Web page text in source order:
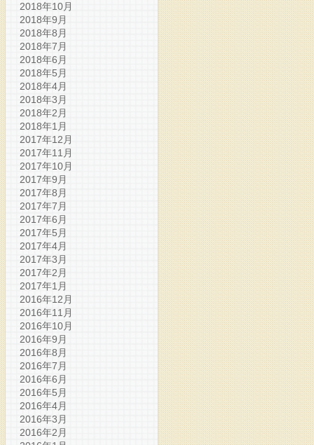
2018年10月
2018年9月
2018年8月
2018年7月
2018年6月
2018年5月
2018年4月
2018年3月
2018年2月
2018年1月
2017年12月
2017年11月
2017年10月
2017年9月
2017年8月
2017年7月
2017年6月
2017年5月
2017年4月
2017年3月
2017年2月
2017年1月
2016年12月
2016年11月
2016年10月
2016年9月
2016年8月
2016年7月
2016年6月
2016年5月
2016年4月
2016年3月
2016年2月